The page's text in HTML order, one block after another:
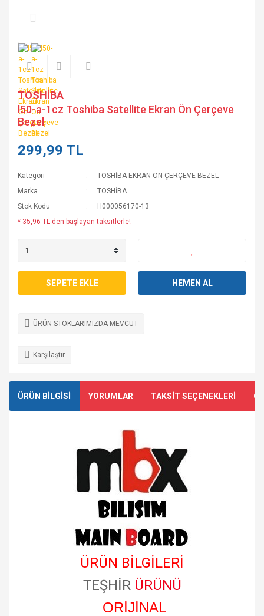
TOSHİBA
l50-a-1cz Toshiba Satellite Ekran Ön Çerçeve
Bezel
299,99 TL
Kategori
TOSHİBA EKRAN ÖN ÇERÇEVE BEZEL
Marka
TOSHİBA
Stok Kodu
H000056170-13
* 35,96 TL den başlayan taksitlerle!
SEPETE EKLE HEMEN AL
ÜRÜN STOKLARIMIZDA MEVCUT
Karşılaştır
ÜRÜN BİLGİSİ YORUMLAR TAKSİT SEÇENEKLERİ
ÜRÜN BİLGİLERİ
TEŞHİR ÜRÜNÜ
ORİJİNAL